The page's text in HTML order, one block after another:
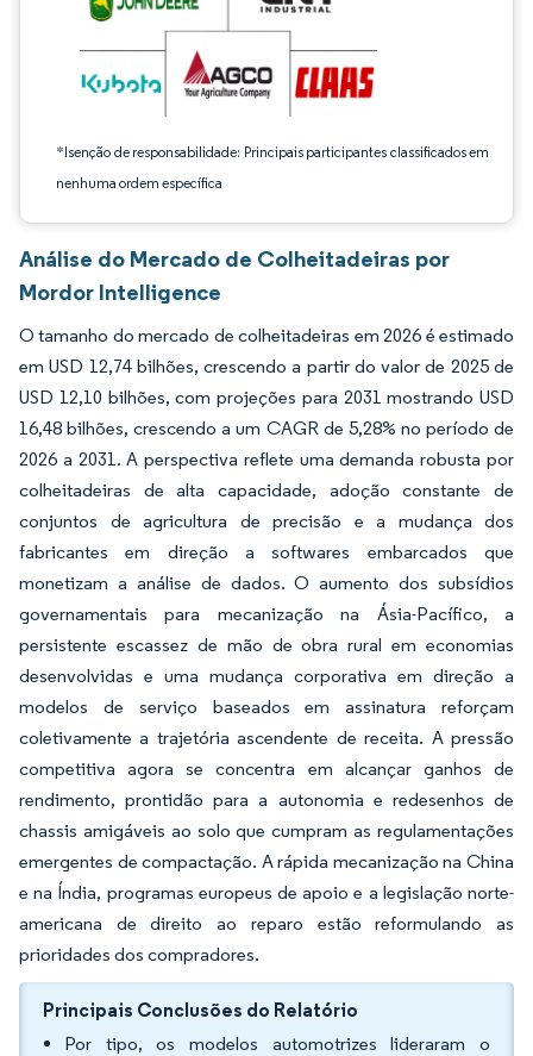
*Isenção de responsabilidade: Principais participantes classificados em
nenhuma ordem específica
Análise do Mercado de Colheitadeiras por
Mordor Intelligence
O tamanho do mercado de colheitadeiras em 2026 é estimado
em USD 12,74 bilhões, crescendo a partir do valor de 2025 de
USD 12,10 bilhões, com projeções para 2031 mostrando USD
16,48 bilhões, crescendo a um CAGR de 5,28% no período de
2026 a 2031. A perspectiva reflete uma demanda robusta por
colheitadeiras de alta capacidade, adoção constante de
conjuntos de agricultura de precisão e a mudança dos
fabricantes em direção a softwares embarcados que
monetizam a análise de dados. O aumento dos subsídios
governamentais para mecanização na Ásia-Pacífico, a
persistente escassez de mão de obra rural em economias
desenvolvidas e uma mudança corporativa em direção a
modelos de serviço baseados em assinatura reforçam
coletivamente a trajetória ascendente de receita. A pressão
competitiva agora se concentra em alcançar ganhos de
rendimento, prontidão para a autonomia e redesenhos de
chassis amigáveis ao solo que cumpram as regulamentações
emergentes de compactação. A rápida mecanização na China
e na Índia, programas europeus de apoio e a legislação norte-
americana de direito ao reparo estão reformulando as
prioridades dos compradores.
Principais Conclusões do Relatório
Por tipo, os modelos automotrizes lideraram o